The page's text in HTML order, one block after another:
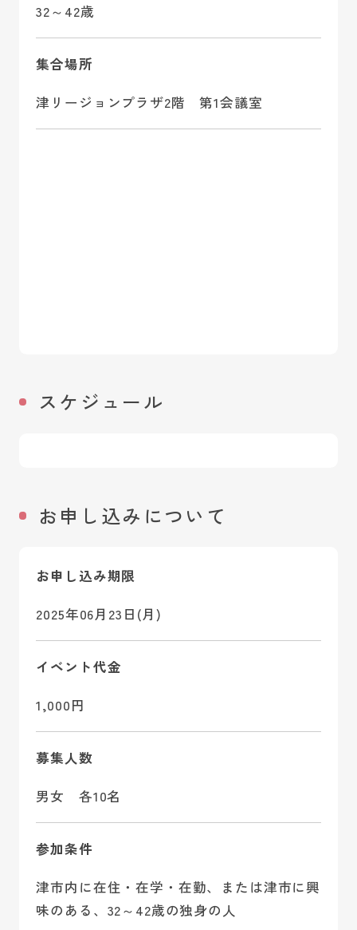
32～42歳
集合場所
津リージョンプラザ2階 第1会議室
スケジュール
お申し込みについて
お申し込み期限
2025年06月23日(月)
イベント代金
1,000円
募集人数
男女 各10名
参加条件
津市内に在住・在学・在勤、または津市に興
味のある、32～42歳の独身の人